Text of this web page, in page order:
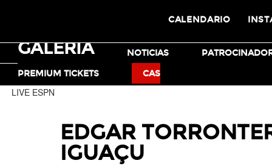
TICKETS
GALERÍA NOTICIAS
PREMIUM TICKETS
CAS
CALENDARIO
MOTO X
LIVE ESPN
EDGAR
IGUAÇU